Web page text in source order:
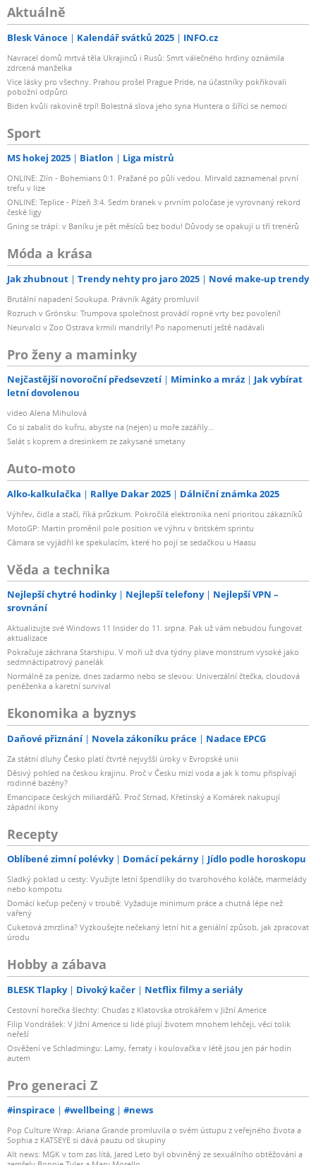
Aktuálně
Blesk Vánoce Kalendář svátků 2025 INFO.cz
Navracel domů mrtvá těla Ukrajinců i Rusů: Smrt válečného hrdiny oznámila
zdrcená manželka
Více lásky pro všechny. Prahou prošel Prague Pride, na účastníky pokřikovali
pobožní odpůrci
Biden kvůli rakovině trpí! Bolestná slova jeho syna Huntera o šířící se nemoci
Sport
MS hokej 2025 Biatlon Liga mistrů
ONLINE: Zlín - Bohemians 0:1. Pražané po půli vedou. Mirvald zaznamenal první
trefu v lize
ONLINE: Teplice - Plzeň 3:4. Sedm branek v prvním poločase je vyrovnaný rekord
české ligy
Gning se trápí: v Baníku je pět měsíců bez bodu! Důvody se opakují u tří trenérů
Móda a krása
Jak zhubnout Trendy nehty pro jaro 2025 Nové make-up trendy
Brutální napadení Soukupa. Právník Agáty promluvil
Rozruch v Grónsku: Trumpova společnost provádí ropné vrty bez povolení!
Neurvalci v Zoo Ostrava krmili mandrily! Po napomenutí ještě nadávali
Pro ženy a maminky
Nejčastější novoroční předsevzetí Miminko a mráz
Jak vybírat
letní dovolenou
video Alena Mihulová
Co si zabalit do kufru, abyste na (nejen) u moře zazářily...
Salát s koprem a dresinkem ze zakysané smetany
Auto-moto
Alko-kalkulačka Rallye Dakar 2025 Dálniční známka 2025
Výhřev, čidla a stačí, říká průzkum. Pokročilá elektronika není prioritou zákazníků
MotoGP: Martin proměnil pole position ve výhru v britském sprintu
Câmara se vyjádřil ke spekulacím, které ho pojí se sedačkou u Haasu
Věda a technika
Nejlepší chytré hodinky Nejlepší telefony
Nejlepší VPN –
srovnání
Aktualizujte své Windows 11 Insider do 11. srpna. Pak už vám nebudou fungovat
aktualizace
Pokračuje záchrana Starshipu. V moři už dva týdny plave monstrum vysoké jako
sedmnáctipatrový panelák
Normálně za peníze, dnes zadarmo nebo se slevou: Univerzální čtečka, cloudová
peněženka a karetní survival
Ekonomika a byznys
Daňové přiznání Novela zákoníku práce Nadace EPCG
Za státní dluhy Česko platí čtvrté nejvyšší úroky v Evropské unii
Děsivý pohled na českou krajinu. Proč v Česku mizí voda a jak k tomu přispívají
rodinné bazény?
Emancipace českých miliardářů. Proč Strnad, Křetínský a Komárek nakupují
západní ikony
Recepty
Oblíbené zimní polévky Domácí pekárny Jídlo podle horoskopu
Sladký poklad u cesty: Využijte letní špendlíky do tvarohového koláče, marmelády
nebo kompotu
Domácí kečup pečený v troubě: Vyžaduje minimum práce a chutná lépe než
vařený
Cuketová zmrzlina? Vyzkoušejte nečekaný letní hit a geniální způsob, jak zpracovat
úrodu
Hobby a zábava
BLESK Tlapky Divoký kačer Netflix filmy a seriály
Cestovní horečka šlechty: Chuďas z Klatovska otrokářem v Jižní Americe
Filip Vondrášek: V Jižní Americe si lidé plují životem mnohem lehčeji, věci tolik
neřeší
Osvěžení ve Schladmingu: Lamy, ferraty i koulovačka v létě jsou jen pár hodin
autem
Pro generaci Z
#inspirace #wellbeing #news
Pop Culture Wrap: Ariana Grande promluvila o svém ústupu z veřejného života a
Sophia z KATSEYE si dává pauzu od skupiny
Alt news: MGK v tom zas lítá, Jared Leto byl obviněný ze sexuálního obtěžování a